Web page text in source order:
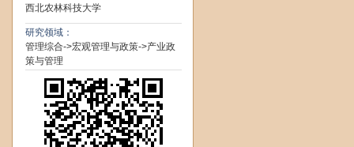
西北农林科技大学
研究领域：
管理综合->宏观管理与政策->产业政
策与管理